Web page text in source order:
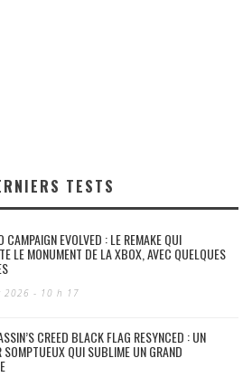
TESTS
CAMPAIGN EVOLVED : LE REMAKE QUI
LE MONUMENT DE LA XBOX, AVEC QUELQUES
2026 - 10 h 17
CREED BLACK FLAG RESYNCED : UN
SOMPTUEUX QUI SUBLIME UN GRAND